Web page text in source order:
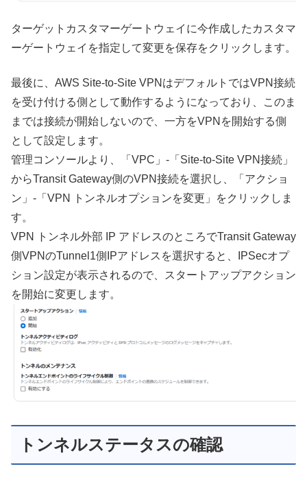
ターゲットカスタマーゲートウェイに今作成したカスタマ
ーゲートウェイを指定して変更を保存をクリックします。
最後に、AWS Site-to-Site VPNはデフォルトではVPN接続
を受け付ける側として動作するようになっており、このま
までは接続が開始しないので、一方をVPNを開始する側
として設定します。
管理コンソールより、「VPC」-「Site-to-Site VPN接続」
からTransit Gateway側のVPN接続を選択し、「アクショ
ン」-「VPN トンネルオプションを変更」をクリックしま
す。
VPN トンネル外部 IP アドレスのところでTransit Gateway
側VPNのTunnel1側IPアドレスを選択すると、IPSecオプ
ション設定が表示されるので、スタートアップアクション
を開始に変更します。
トンネルステータスの確認